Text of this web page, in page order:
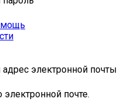
электронной почты
почте.